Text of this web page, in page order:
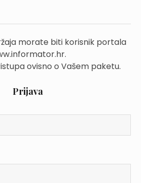
morate biti korisnik portala
ovisno o Vašem paketu.
Prijava